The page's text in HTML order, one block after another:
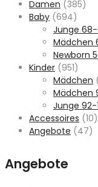
Damen (385)
Baby (694)
Junge
Mädchen
Newborn
Kinder (951)
Mädchen
Mädchen
Junge 92-
Accessoires (10)
Angebote (47)
Angebote